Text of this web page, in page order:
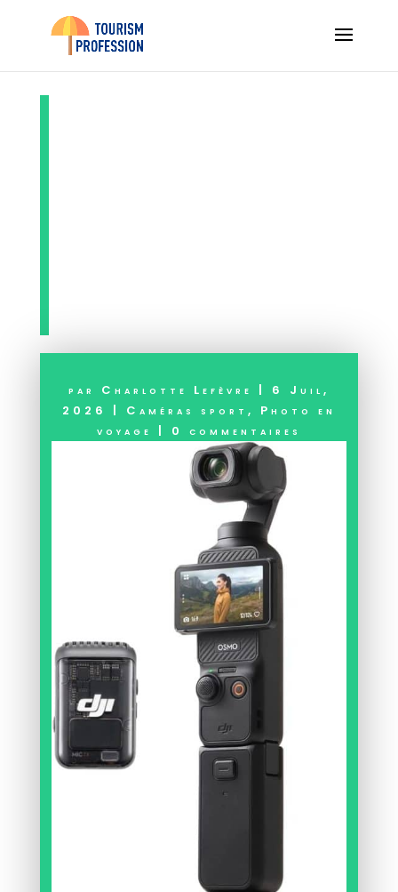
par Charlotte Lefèvre | 6 Juil,
2026
| Caméras sport , Photo en
voyage
| 0 commentaires